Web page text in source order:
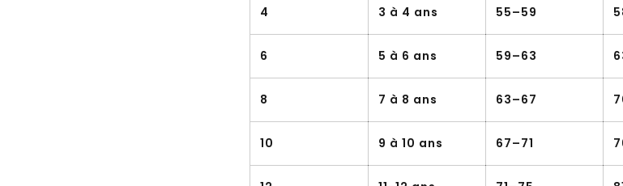
4 3 à 4 ans 55–59
6 5 à 6 ans 59–63
8 7 à 8 ans 63–67
10 9 à 10 ans 67–71